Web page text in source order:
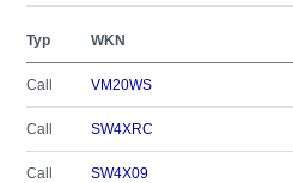
Typ WKN
Call VM20WS
Call SW4XRC
Call SW4X09